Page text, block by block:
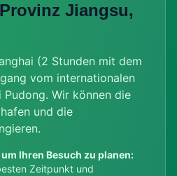
Jiangsu,
(2 Stunden mit dem
vom internationalen
Pudong. Wir können die
und die
Ihren Besuch zu planen:
Zeitpunkt und